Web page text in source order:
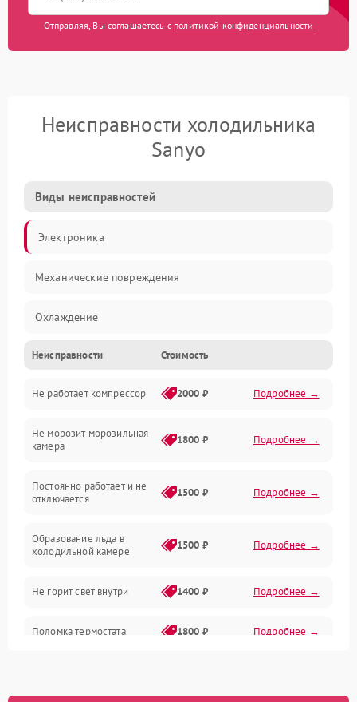
Отправляя, Вы соглашаетесь с политикой конфиденциальности
Неисправности холодильника
Sanyo
Виды неисправностей
Электроника
Механические повреждения
Охлаждение
Механика
Электропитание
Дренаж
Неисправности Стоимость
Не работает компрессор 2000 ₽ Подробнее →
Не морозит морозильная
камера
1800 ₽ Подробнее →
Постоянно работает и не
отключается
1500 ₽ Подробнее →
Образование льда в
холодильной камере
1500 ₽ Подробнее →
Не горит свет внутри 1400 ₽ Подробнее →
Поломка термостата 1800 ₽ Подробнее →